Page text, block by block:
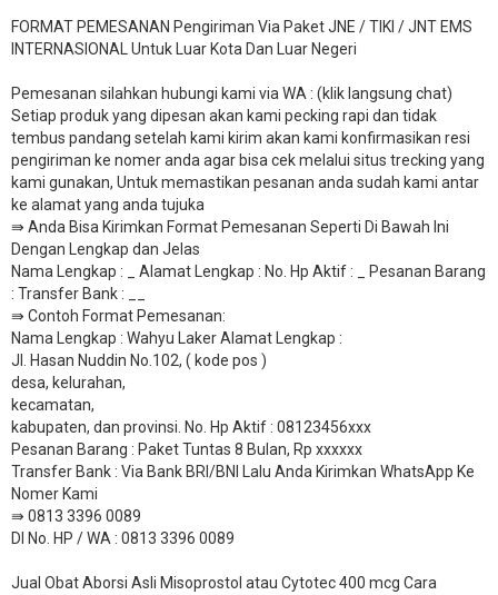
FORMAT PEMESANAN Pengiriman Via Paket JNE / TIKI / JNT EMS
INTERNASIONAL Untuk Luar Kota Dan Luar Negeri
Pemesanan silahkan hubungi kami via WA : (klik langsung chat)
Setiap produk yang dipesan akan kami pecking rapi dan tidak
tembus pandang setelah kami kirim akan kami konfirmasikan resi
pengiriman ke nomer anda agar bisa cek melalui situs trecking yang
kami gunakan, Untuk memastikan pesanan anda sudah kami antar
ke alamat yang anda tujuka
⇛ Anda Bisa Kirimkan Format Pemesanan Seperti Di Bawah Ini
Dengan Lengkap dan Jelas
Nama Lengkap : _ Alamat Lengkap : No. Hp Aktif : _ Pesanan Barang
: Transfer Bank : __
​⇛ Contoh Format Pemesanan:
Nama Lengkap : Wahyu Laker Alamat Lengkap :
Jl. Hasan Nuddin No.102, ( kode pos )
desa, kelurahan,
kecamatan,
kabupaten, dan provinsi. No. Hp Aktif : 08123456xxx
Pesanan Barang : Paket Tuntas 8 Bulan, Rp xxxxxx
​Transfer Bank : Via Bank BRI/BNI Lalu Anda Kirimkan WhatsApp Ke
Nomer Kami
⇛ 0813 3396 0089
DI No. HP / WA : 0813 3396 0089
Jual Obat Aborsi Asli Misoprostol atau Cytotec 400 mcg Cara